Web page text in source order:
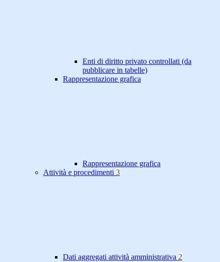
Enti di diritto privato controllati (da
pubblicare in tabelle)
Rappresentazione grafica
Rappresentazione grafica
Attività e procedimenti 3
Dati aggregati attività amministrativa 2